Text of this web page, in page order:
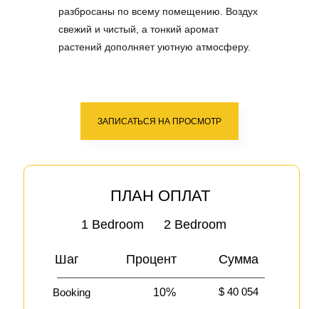
разбросаны по всему помещению. Воздух
свежий и чистый, а тонкий аромат
растений дополняет уютную атмосферу.
ЗАПИСАТЬСЯ НА ПРОСМОТР
Шаг
Booking
Процент Сумма
10% $ 40 054
1 Bedroom 2 Bedroom
ПЛАН ОПЛАТ